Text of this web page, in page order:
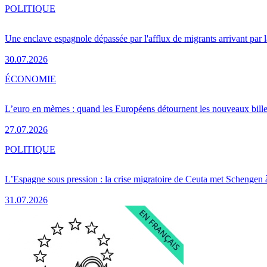
Une enclave espagnole dépassée par l'afflux de migrants arrivant par
30.07.2026
POLITIQUE
L’euro en mèmes : quand les Européens détournent les nouveaux
27.07.2026
ÉCONOMIE
L’Espagne sous pression : la crise migratoire de Ceuta met Schengen
31.07.2026
POLITIQUE